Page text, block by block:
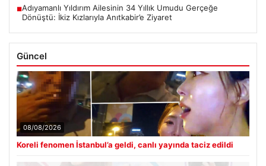
■Adıyamanlı Yıldırım Ailesinin 34 Yıllık Umudu Gerçeğe
Dönüştü: İkiz Kızlarıyla Anıtkabir’e Ziyaret
Güncel
08/08/2026
Koreli fenomen İstanbul’a geldi, canlı yayında taciz edildi